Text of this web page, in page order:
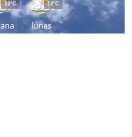
12°C
lunes
12°C